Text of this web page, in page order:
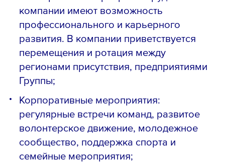
компании имеют возможность
профессионального и карьерного
развития. В компании приветствуется
перемещения и ротация между
регионами присутствия, предприятиями
Группы;
Корпоративные мероприятия:
регулярные встречи команд, развитое
волонтерское движение, молодежное
сообщество, поддержка спорта и
семейные мероприятия;